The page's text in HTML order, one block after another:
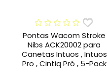
Pontas Wacom Stroke
Nibs ACK20002 para
Canetas Intuos , Intuos
Pro , Cintiq Pró , 5-Pack